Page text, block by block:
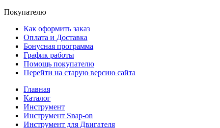
Покупателю
Как оформить заказ
Оплата и Доставка
Бонусная программа
График работы
Помощь покупателю
Перейти на старую версию сайта
Главная
Каталог
Инструмент
Инструмент Snap-on
Инструмент для Двигателя